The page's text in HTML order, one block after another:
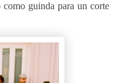
guinda para un corte